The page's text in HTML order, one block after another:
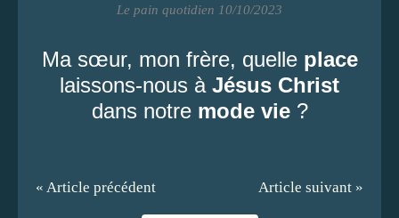
Le pain quotidien 10/10/2023
Ma sœur, mon frère, quelle place
laissons-nous à Jésus Christ
dans notre mode vie?
« Article précédent Article suivant »